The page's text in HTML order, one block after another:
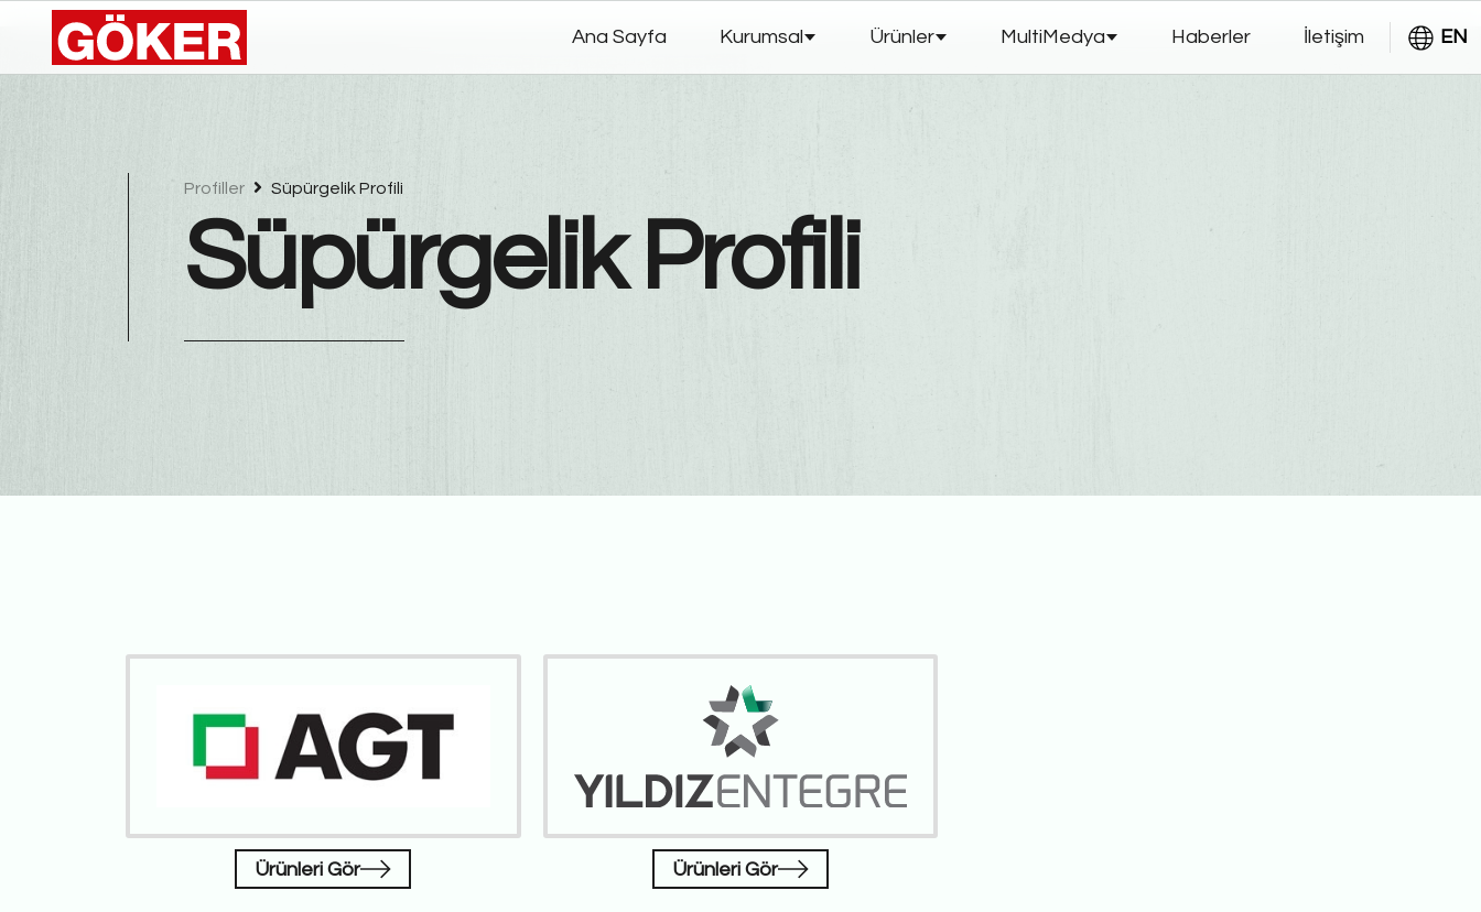
Ana Sayfa Kurumsal Ürünler MultiMedya Haberler İletişim EN
Profiller Süpürgelik Profili
Süpürgelik Profili
Ürünleri Gör Ürünleri Gör